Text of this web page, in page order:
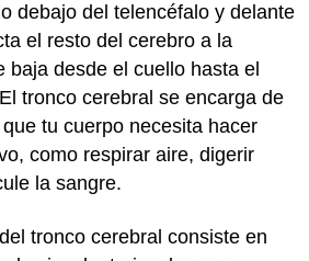
debajo del telencéfalo y delante
el resto del cerebro a la
baja desde el cuello hasta el
tronco cerebral se encarga de
tu cuerpo necesita hacer
como respirar aire, digerir
la sangre.
tronco cerebral consiste en